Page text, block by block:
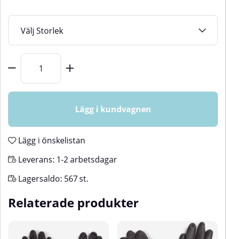
Storlek
Lägg i kundvagnen
Lägg i önskelistan
Leverans: 1-2 arbetsdagar
Lagersaldo: 567st.
Relaterade produkter